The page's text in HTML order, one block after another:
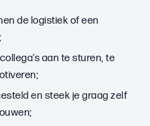
de logistiek of een
aan te sturen, te
en steek je graag zelf